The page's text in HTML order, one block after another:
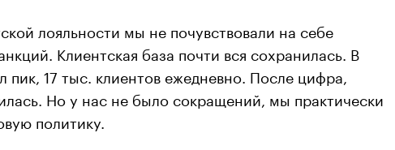
лояльности мы не почувствовали на себе
Клиентская база почти вся сохранилась. В
пик, 17 тыс. клиентов ежедневно. После цифра,
Но у нас не было сокращений, мы практически
политику.